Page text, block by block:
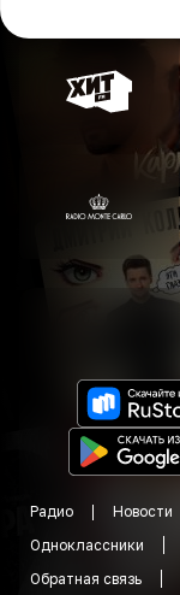
Радио Новости
Одноклассники
Обратная связь